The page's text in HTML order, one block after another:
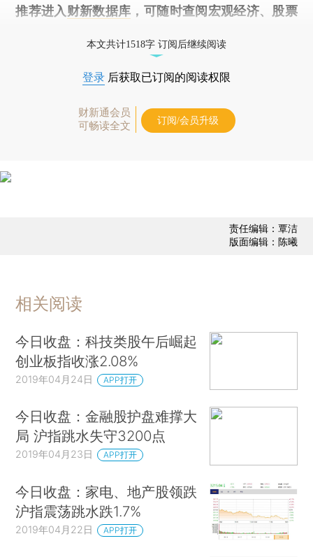
推荐进入 财新数据库 ，可随时查阅宏观经济、股票
本文共计1518字 订阅后继续阅读
登录 后获取已订阅的阅读权限
财新通会员
可畅读全文
订阅/会员升级
责任编辑：覃洁
版面编辑：陈曦
相关阅读
今日收盘：科技类股午后崛起
创业板指收涨2.08%
2019年04月24日 APP打开
今日收盘：金融股护盘难撑大
局 沪指跳水失守3200点
2019年04月23日 APP打开
今日收盘：家电、地产股领跌
沪指震荡跳水跌1.7%
2019年04月22日 APP打开